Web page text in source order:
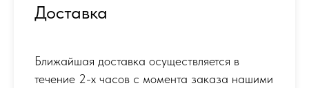
Доставка
Ближайшая доставка осуществляется в
течение 2-х часов с момента заказа нашими